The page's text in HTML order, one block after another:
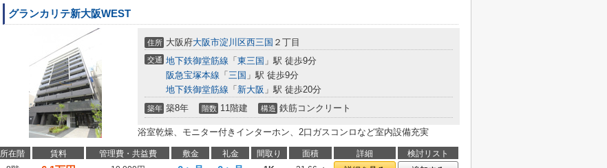
グランカリテ新大阪WEST
住所 大阪府大阪市淀川区西三国 ２丁目
交通 地下鉄御堂筋線 「 東三国 」駅 徒歩9分
阪急宝塚本線 「 三国 」駅 徒歩9分
地下鉄御堂筋線 「 新大阪 」駅 徒歩20分
築年 築8年 階数 11階建 構造 鉄筋コンクリート
浴室乾燥、モニター付きインターホン、2口ガスコンロなど室内設備充実
所在階 賃料 管理費・共益費 敷金 礼金 間取り 面積 詳細
検討リスト